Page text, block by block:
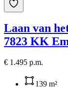
Laan van
7823 KK
€ 1.495 p.m.
139 m²